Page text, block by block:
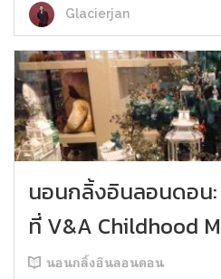
Glacierjan
นอนกลิ้งอินลอนดอน
ที่ V&A Childhood
นอนกลิ้งอินลอนดอน